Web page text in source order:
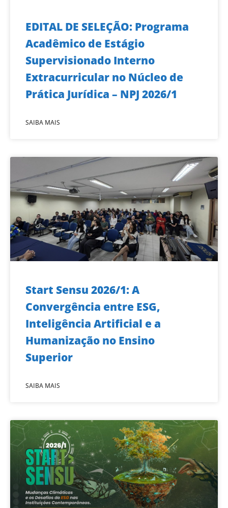
EDITAL DE SELEÇÃO: Programa
Acadêmico de Estágio
Supervisionado Interno
Extracurricular no Núcleo de
Prática Jurídica – NPJ 2026/1
SAIBA MAIS
Start Sensu 2026/1: A
Convergência entre ESG,
Inteligência Artificial e a
Humanização no Ensino
Superior
SAIBA MAIS